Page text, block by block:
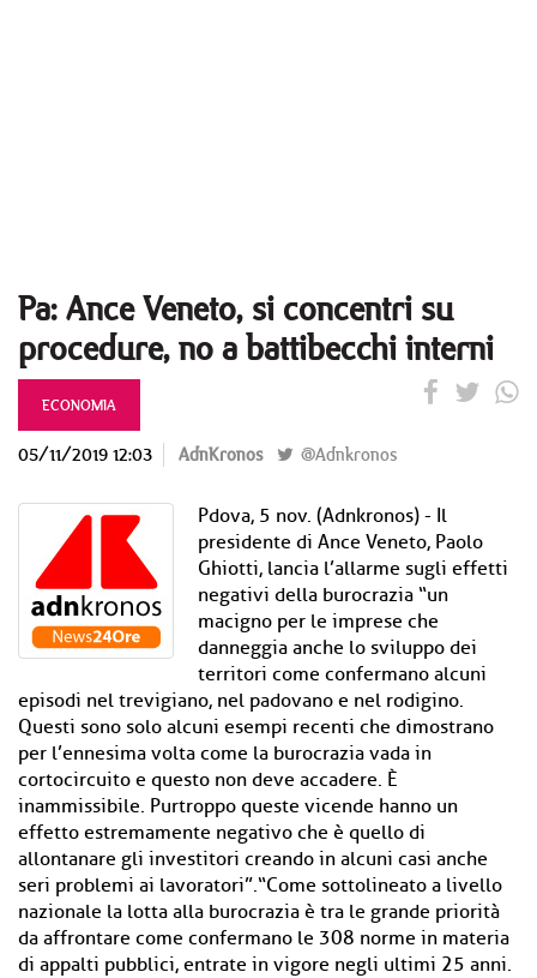
Pa: Ance Veneto, si concentri su
procedure, no a battibecchi interni
ECONOMIA
05/11/2019 12:03 AdnKronos @Adnkronos
Pdova, 5 nov. (Adnkronos) - Il
presidente di Ance Veneto, Paolo
Ghiotti, lancia l’allarme sugli effetti
negativi della burocrazia “un
macigno per le imprese che
danneggia anche lo sviluppo dei
territori come confermano alcuni
episodi nel trevigiano, nel padovano e nel rodigino.
Questi sono solo alcuni esempi recenti che dimostrano
per l’ennesima volta come la burocrazia vada in
cortocircuito e questo non deve accadere. È
inammissibile. Purtroppo queste vicende hanno un
effetto estremamente negativo che è quello di
allontanare gli investitori creando in alcuni casi anche
seri problemi ai lavoratori”.“Come sottolineato a livello
nazionale la lotta alla burocrazia è tra le grande priorità
da affrontare come confermano le 308 norme in materia
di appalti pubblici, entrate in vigore negli ultimi 25 anni.